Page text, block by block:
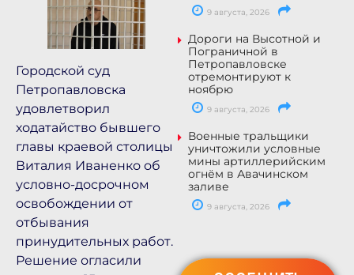
Городской суд
Петропавловска
удовлетворил
ходатайство бывшего
главы краевой столицы
Виталия Иваненко об
условно-досрочном
освобождении от
отбывания
принудительных работ.
Решение огласили
9 августа, 2026
Дороги на Высотной и
Пограничной в
Петропавловске
отремонтируют к
ноябрю
9 августа, 2026
Военные тральщики
уничтожили условные
мины артиллерийским
огнём в Авачинском
заливе
9 августа, 2026